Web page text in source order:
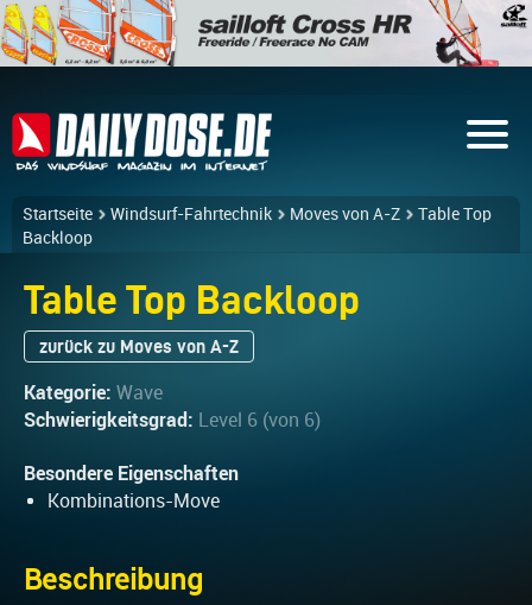
Startseite Windsurf-Fahrtechnik Moves von A-Z
Table Top
Backloop
Table Top Backloop
zurück zu Moves von A-Z
Kategorie: Wave
Schwierigkeitsgrad: Level 6 (von 6)
Besondere Eigenschaften
Kombinations-Move
Beschreibung